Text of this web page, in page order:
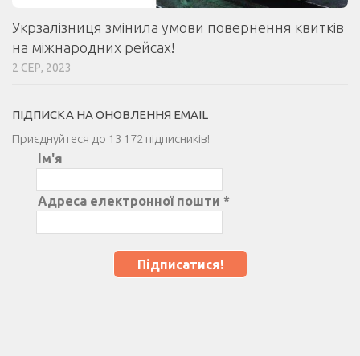
Укрзалізниця змінила умови повернення квитків
на міжнародних рейсах!
2 СЕР, 2023
ПІДПИСКА НА ОНОВЛЕННЯ EMAIL
Приєднуйтеся до 13 172 підписників!
Ім'я
Адреса електронної пошти *